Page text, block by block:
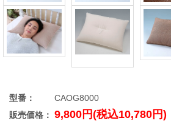
型番：
CAOG8000
販売価格： 9,800円(税込10,780円)